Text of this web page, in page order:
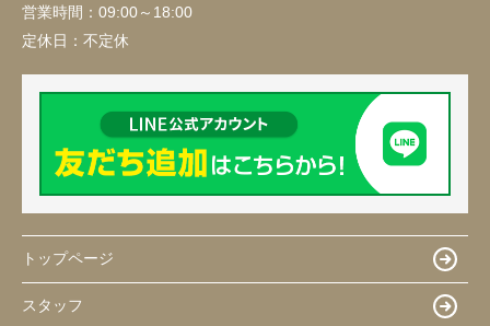
営業時間： 09:00～18:00
定休日： 不定休
トップページ
スタッフ